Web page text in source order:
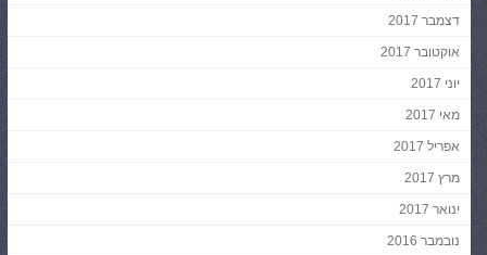
דצמבר 2017
אוקטובר 2017
יוני 2017
מאי 2017
אפריל 2017
מרץ 2017
ינואר 2017
נובמבר 2016